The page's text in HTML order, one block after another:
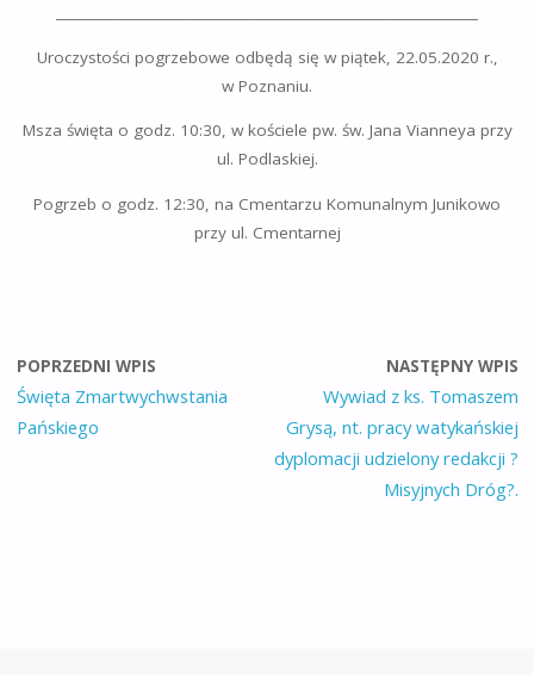
Uroczystości pogrzebowe odbędą się w piątek, 22.05.2020 r.,
w Poznaniu.
Msza święta o godz. 10:30, w kościele pw. św. Jana Vianneya przy
ul. Podlaskiej.
Pogrzeb o godz. 12:30, na Cmentarzu Komunalnym Junikowo
przy ul. Cmentarnej
POPRZEDNI WPIS
Święta Zmartwychwstania
Pańskiego
NASTĘPNY WPIS
Wywiad z ks. Tomaszem
Grysą, nt. pracy watykańskiej
dyplomacji udzielony redakcji ?
Misyjnych Dróg?.